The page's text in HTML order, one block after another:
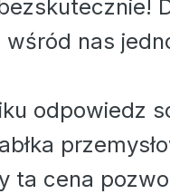
wśród nas
odpowiedz
ta cena